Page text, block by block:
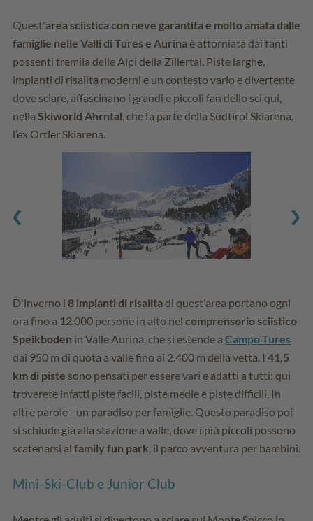
Quest'area sciistica con neve garantita e molto amata dalle
famiglie nelle Valli di Tures e Aurinaè attorniata dai tanti
possenti tremila delle Alpi della Zillertal. Piste larghe,
impianti di risalita moderni e un contesto vario e divertente
dove sciare, affascinano i grandi e piccoli fan dello sci qui,
nella Skiworld Ahrntal , che fa parte della Südtirol Skiarena,
l’ex Ortler Skiarena.
D'inverno i 8 impianti di risalitadi quest'area portano ogni
ora fino a 12.000 persone in alto nel comprensorio sciistico
Speikboden in Valle Aurina, che si estende a Campo Tures
dai 950 m di quota a valle fino ai 2.400 m della vetta. I 41,5
km di piste sono pensati per essere vari e adatti a tutti: qui
troverete infatti piste facili, piste medie e piste difficili. In
altre parole - un paradiso per famiglie. Questo paradiso poi
si schiude già alla stazione a valle, dove i più piccoli possono
scatenarsi al family fun park , il parco avventura per bambini.
Mini-Ski-Club e Junior Club